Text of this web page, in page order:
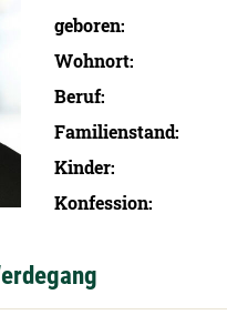
geboren
Wohnort
Beruf
Familien­stand
Kinder
Konfession